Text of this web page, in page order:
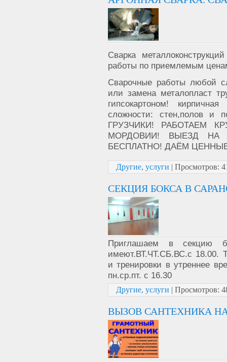
Сварка
работы по приемлемым
Сварочные работы любой
или замена металопласт
гипсокартоном!
сложности: стен,полов и
ГРУЗЧИКИ! РАБОТАЕМ
МОРДОВИИ! ВЫЕЗД НА
БЕСПЛАТНО! ДАЁМ
Другие, услуги | Просмотров:
СЕКЦИЯ БОКСА В
Приглашаем в секцию
имеют.ВТ.ЧТ.СБ.ВС.с 18.00.
и тренировки в утреннее
пн.ср.пт. с 16.30
Другие, услуги | Просмотров:
ВЫЗОВ САНТЕХНИКА